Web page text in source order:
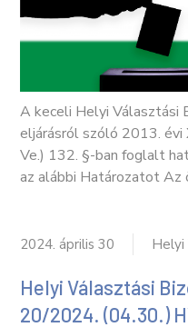
A keceli Helyi Választási
eljárásról szóló 2013. évi
Ve.) 132. §-ban foglalt
az alábbi Határozatot Az
2024. április 30 Helyi
Helyi Választási
20/2024. (04.30.)